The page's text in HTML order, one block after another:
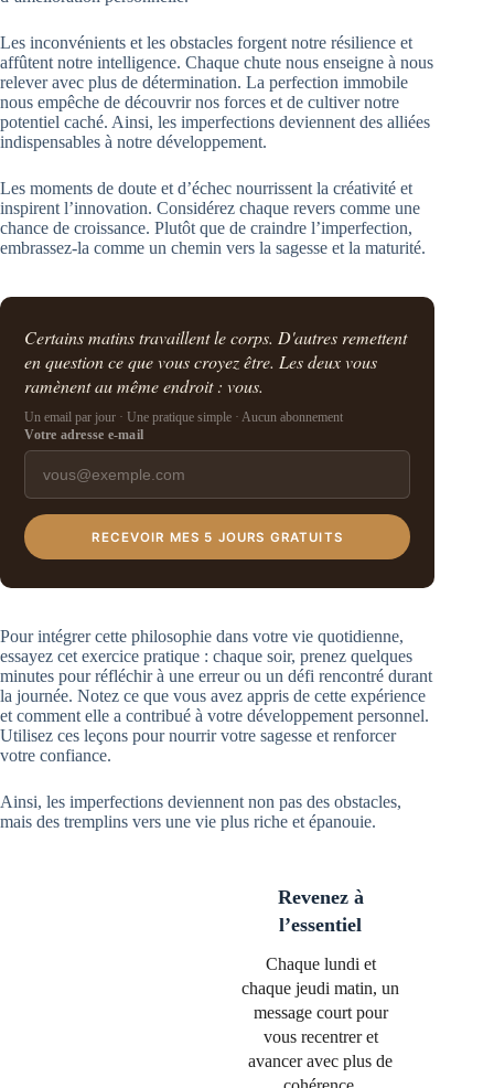
Les inconvénients et les obstacles forgent notre résilience et
affûtent notre intelligence. Chaque chute nous enseigne à nous
relever avec plus de détermination. La perfection immobile
nous empêche de découvrir nos forces et de cultiver notre
potentiel caché. Ainsi, les imperfections deviennent des alliées
indispensables à notre développement.
Les moments de doute et d’échec nourrissent la créativité et
inspirent l’innovation. Considérez chaque revers comme une
chance de croissance. Plutôt que de craindre l’imperfection,
embrassez-la comme un chemin vers la sagesse et la maturité.
Certains matins travaillent le corps. D'autres remettent
en question ce que vous croyez être. Les deux vous
ramènent au même endroit : vous.
Un email par jour · Une pratique simple · Aucun abonnement
Votre adresse e-mail
RECEVOIR MES 5 JOURS GRATUITS
Pour intégrer cette philosophie dans votre vie quotidienne,
essayez cet exercice pratique : chaque soir, prenez quelques
minutes pour réfléchir à une erreur ou un défi rencontré durant
la journée. Notez ce que vous avez appris de cette expérience
et comment elle a contribué à votre développement personnel.
Utilisez ces leçons pour nourrir votre sagesse et renforcer
votre confiance.
Ainsi, les imperfections deviennent non pas des obstacles,
mais des tremplins vers une vie plus riche et épanouie.
Revenez à
l’essentiel
Chaque lundi et
chaque jeudi matin, un
message court pour
vous recentrer et
avancer avec plus de